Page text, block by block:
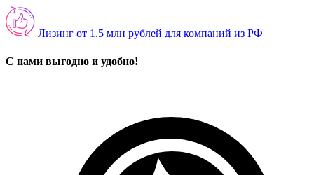
Лизинг от 1.5 млн рублей для компаний из РФ
С нами выгодно и удобно!